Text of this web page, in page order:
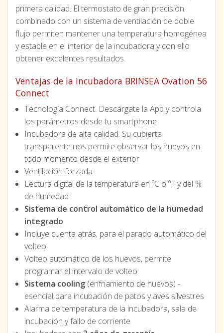
primera calidad. El termostato de gran precisión
combinado con un sistema de ventilación de doble
flujo permiten mantener una temperatura homogénea
y estable en el interior de la incubadora y con ello
obtener excelentes resultados.
Ventajas de la incubadora BRINSEA Ovation 56
Connect
Tecnología Connect. Descárgate la App y controla
los parámetros desde tu smartphone
Incubadora de alta calidad. Su cubierta
transparente nos permite observar los huevos en
todo momento desde el exterior
Ventilación forzada
Lectura digital de la temperatura en ºC o ºF y del %
de humedad
Sistema de control automático de la humedad
integrado
Incluye cuenta atrás, para el parado automático del
volteo
Volteo automático de los huevos, permite
programar el intervalo de volteo
Sistema cooling(enfriamiento de huevos) -
esencial para incubación de patos y aves silvestres
Alarma de temperatura de la incubadora, sala de
incubación y fallo de corriente